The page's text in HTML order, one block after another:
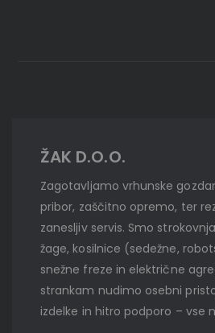
ŽAK D.O.O.
Zagotavljamo vrhunske
pribor, zaščitno opremo, ter
zanesljiv servis. Smo
žage, kosilnice (sedežne,
snežne freze in električne
strankam nudimo osebni
izdelke in hitro podporo – vse